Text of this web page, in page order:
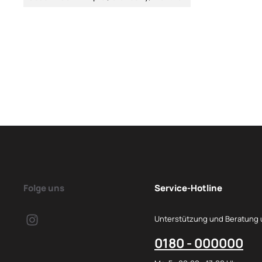
Folge uns Service-Hotline
Unterstützung und Beratung
0180 - 000000